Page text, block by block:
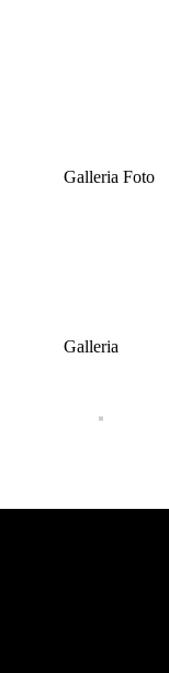
Galleria Foto
Galleria